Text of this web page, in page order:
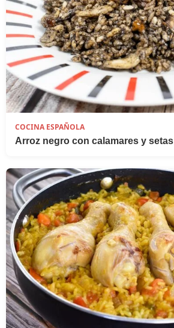
COCINA ESPAÑOLA
Arroz negro con calamares y setas